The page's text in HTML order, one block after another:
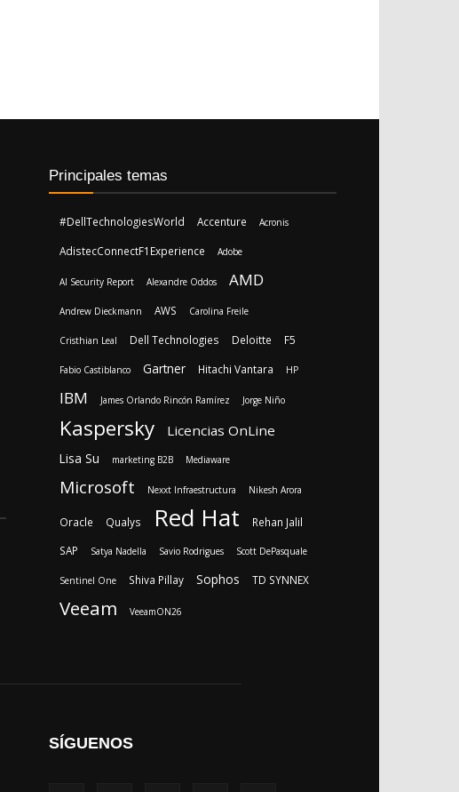
Principales temas
#DellTechnologiesWorld Accenture Acronis
AdistecConnectF1Experience Adobe
AI Security Report Alexandre Oddos AMD
Andrew Dieckmann AWS Carolina Freile
Cristhian Leal Dell Technologies Deloitte F5
Fabio Castiblanco Gartner Hitachi Vantara HP
IBM James Orlando Rincón Ramírez Jorge Niño
Kaspersky Licencias OnLine
Lisa Su marketing B2B Mediaware
Microsoft Nexxt Infraestructura Nikesh Arora
Oracle Qualys Red Hat
Rehan Jalil
SAP
Satya Nadella Savio Rodrigues Scott DePasquale
Sentinel One Shiva Pillay Sophos TD SYNNEX
Veeam VeeamON26
SÍGUENOS